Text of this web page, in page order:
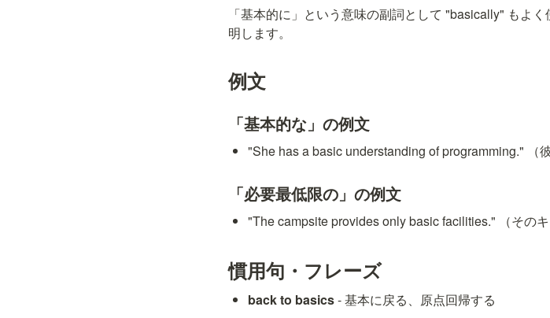
「基本的に」という意味の副詞として "basically" もよ
明します。
例文
「基本的な」の例文
"She has a basic understanding of programming." （
「必要最低限の」の例文
"The campsite provides only basic facilities." （その
慣用句・フレーズ
back to basics - 基本に戻る、原点回帰する